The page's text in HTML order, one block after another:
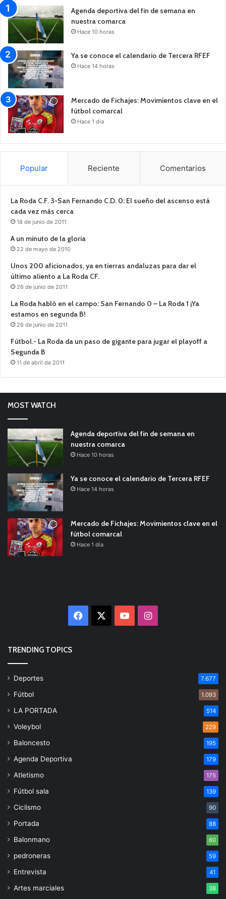
Agenda deportiva del fin de semana en
nuestra comarca
Hace 10 horas
Ya se conoce el calendario de Tercera RFEF
Hace 14 horas
Mercado de Fichajes: Movimientos clave en el
fútbol comarcal
Hace 1 día
Popular Reciente Comentarios
La Roda C.F. 3-San Fernando C.D. 0: El sueño del ascenso está
cada vez más cerca
18 de junio de 2011
A un minuto de la gloria
22 de mayo de 2010
Unos 200 aficionados, ya en tierras andaluzas para dar el
último aliento a La Roda CF.
26 de junio de 2011
La Roda habló en el campo: San Fernando 0 – La Roda 1 ¡Ya
estamos en segunda B!
26 de junio de 2011
Fútbol.- La Roda da un paso de gigante para jugar el playoff a
Segunda B
11 de abril de 2011
MOST WATCH
Agenda deportiva del fin de semana en
nuestra comarca
Hace 10 horas
Ya se conoce el calendario de Tercera RFEF
Hace 14 horas
Mercado de Fichajes: Movimientos clave en el
fútbol comarcal
Hace 1 día
Facebook YouTubeInstagram
TRENDING TOPICS
Deportes 7.677
Fútbol 1.093
LA PORTADA 514
Voleybol 229
Baloncesto 195
Agenda Deportiva 179
Atletismo 175
Fútbol sala 139
Ciclismo 90
Portada 88
Balonmano 60
pedroneras 59
Entrevista 41
Artes marciales 38